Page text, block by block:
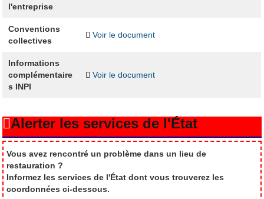
l'entreprise
Conventions
collectives
Voir le document
Informations
complémentaire
s INPI
Voir le document
Alerter les services de l'État
Vous avez rencontré un problème dans un lieu de
restauration ?
Informez les services de l'État dont vous trouverez les
coordonnées ci-dessous.